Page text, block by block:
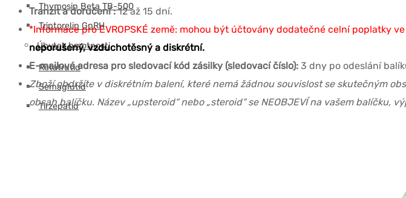
Thymosin Beta TB-500
Triptorelin GnRH
Úbytek hmotnosti
Retatrutid
Semaglutid
Tirzepatid
Tranzit a doručení :12 až 15 dní.
*Informace pro EVROPSKÉ země: mohou být účtovány dodatečné celní poplatky
neporušený, vzduchotěsný a diskrétní.
E-mailová adresa pro sledovací kód zásilky (sledovací číslo): 3 dny po odeslání
Zboží obdržíte v diskrétním balení, které nemá žádnou souvislost se skutečným
obsah balíčku. Název „upsteroid“ nebo „steroid“ se NEOBJEVÍ na vašem balíčku,